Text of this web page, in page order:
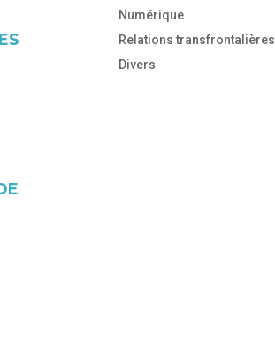
Numérique
Relations transfrontalières
Divers